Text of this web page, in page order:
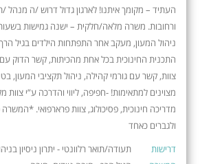
העתיד – מקומך איתנו! לארגון גדול דרוש /ה מנהל
ורחובות. משרה מלאה/חלקית – ישנה גמישות
ניהול המעון, מעקב אחר התפתחות הילדים בגיל
התכנית החינוכית בכל אחת מהכיתות, קשר הדוק עם
צוות, קשר עם גורמי קהילה, ניהול תקציבי המעון,
מצוינים למתאימות! -חפיפה, ליווי והדרכה ע”י צוות
מדריכה חינוכית, פסיכולוג, צוות פרארפואי.
ולגברים כאחד
דרישות
תעודה/תואר רלוונטי - יתרון ניסיון